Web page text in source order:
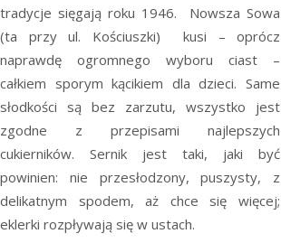
tradycje sięgają roku 1946. Nowsza Sowa
(ta przy ul. Kościuszki) kusi – oprócz
naprawdę ogromnego wyboru ciast –
całkiem sporym kącikiem dla dzieci. Same
słodkości są bez zarzutu, wszystko jest
zgodne z przepisami najlepszych
cukierników. Sernik jest taki, jaki być
powinien: nie przesłodzony, puszysty, z
delikatnym spodem, aż chce się więcej;
eklerki rozpływają się w ustach.